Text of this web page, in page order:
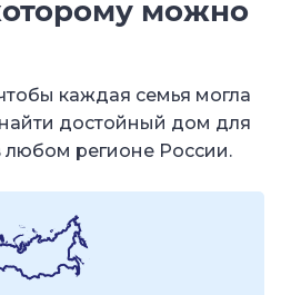
можно
каждая семья могла
достойный дом для
любом регионе России.